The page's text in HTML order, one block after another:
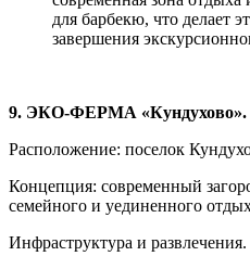
для барбекю, что делает
завершения
9. ЭКО-ФЕРМА «Кундухово».
Расположение: поселок
Концепция: современный
семейного и уединенного
Инфраструктура и развлечения.